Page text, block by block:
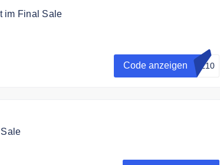
im Final Sale
Code anzeigen AL10